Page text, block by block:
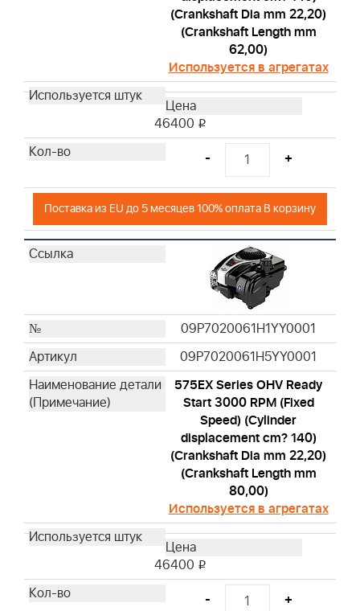
(Crankshaft Dia mm 22,20)
(Crankshaft Length mm
62,00)
Используется в агрегатах
46400 i
- +
Поставка из EU до 5 месяцев 100% оплата В корзину
09P7020061H1YY0001
09P7020061H5YY0001
575EX Series OHV Ready
Start 3000 RPM (Fixed
Speed) (Cylinder
displacement cm? 140)
(Crankshaft Dia mm 22,20)
(Crankshaft Length mm
80,00)
Используется в агрегатах
46400 i
- +